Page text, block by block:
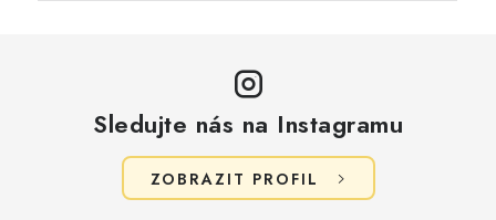
Sledujte nás na Instagramu
ZOBRAZIT PROFIL